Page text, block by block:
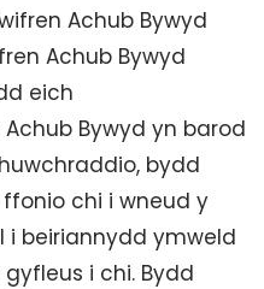
Achub Bywyd
Achub Bywyd
eich
Bywyd yn barod
bydd
chi i wneud y
beiriannydd ymweld
i chi. Bydd